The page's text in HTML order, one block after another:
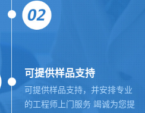
可提供样品支持
可提供样品支持，并安排专业
的工程师上门服务 竭诚为您提